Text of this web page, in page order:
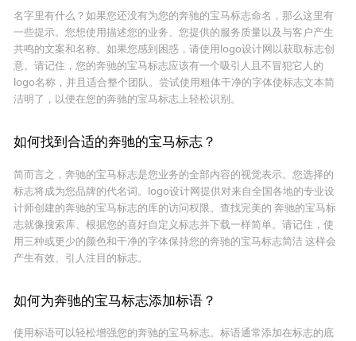
名字里有什么？如果您还没有为您的奔驰的宝马标志命名，那么这里有
一些提示。您想使用描述您的业务、您提供的服务质量以及与客户产生
共鸣的文案和名称。如果您感到困惑，请使用logo设计网以获取标志创
意。请记住，您的奔驰的宝马标志应该有一个吸引人且不冒犯它人的
logo名称，并且适合整个团队。尝试使用粗体干净的字体使标志文本简
洁明了，以便在您的奔驰的宝马标志上轻松识别。
如何找到合适的奔驰的宝马标志？
简而言之，奔驰的宝马标志是您业务的全部内容的视觉表示。您选择的
标志将成为您品牌的代名词。logo设计网提供对来自全国各地的专业设
计师创建的奔驰的宝马标志的库的访问权限。查找完美的 奔驰的宝马标
志就像搜索库、根据您的喜好自定义标志并下载一样简单。请记住，使
用三种或更少的颜色和干净的字体保持您的奔驰的宝马标志简洁 这样会
产生有效、引人注目的标志。
如何为奔驰的宝马标志添加标语？
使用标语可以轻松增强您的奔驰的宝马标志。标语通常添加在标志的底